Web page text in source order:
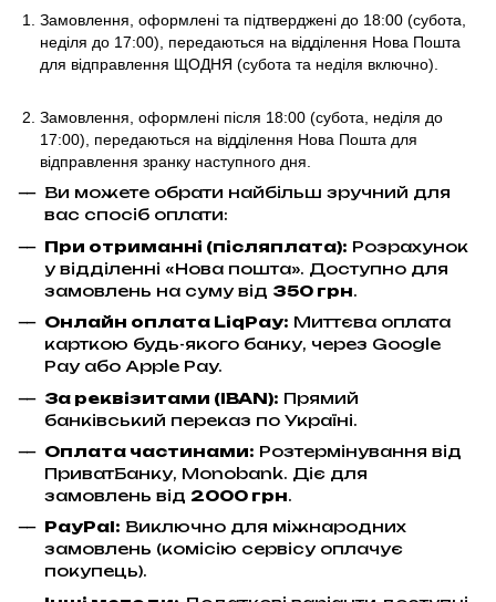
Замовлення, оформлені та підтверджені до 18:00 (субота,
неділя до 17:00) , передаються на відділення Нова Пошта
для відправлення ЩОДНЯ (субота та неділя включно).
Замовлення, оформлені після 18:00 (субота, неділя до
17:00), передаються на відділення Нова Пошта для
відправлення зранку наступного дня.
Ви можете обрати найбільш зручний для
вас спосіб оплати:
При отриманні (післяплата): Розрахунок
у відділенні «Нова пошта». Доступно для
замовлень на суму від 350 грн.
Онлайн оплата LiqPay: Миттєва оплата
карткою будь-якого банку, через Google
Pay або Apple Pay.
За реквізитами (IBAN): Прямий
банківський переказ по Україні.
Оплата частинами: Розтермінування від
ПриватБанку, Monobank. Діє для
замовлень від 2000 грн.
PayPal: Виключно для міжнародних
замовлень (комісію сервісу оплачує
покупець).